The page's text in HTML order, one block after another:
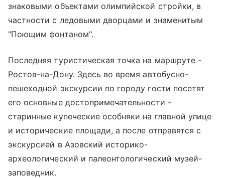
знаковыми объектами олимпийской стройки, в
частности с ледовыми дворцами и знаменитым
"Поющим фонтаном".
Последняя туристическая точка на маршруте -
Ростов-на-Дону. Здесь во время автобусно-
пешеходной экскурсии по городу гости посетят
его основные достопримечательности -
старинные купеческие особняки на главной улице
и исторические площади, а после отправятся с
экскурсией в Азовский историко-
археологический и палеонтологический музей-
заповедник.